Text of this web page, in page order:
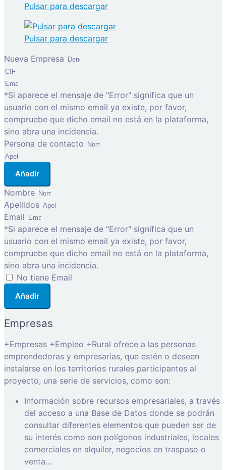
Pulsar para descargar
Pulsar para descargar
Nueva Empresa
*Si aparece el mensaje de "Error" significa que un
usuario con el mismo email ya existe, por favor,
compruebe que dicho email no está en la plataforma,
sino abra una incidencia.
Persona de contacto
Añadir
Nombre
Apellidos
Email
*Si aparece el mensaje de "Error" significa que un
usuario con el mismo email ya existe, por favor,
compruebe que dicho email no está en la plataforma,
sino abra una incidencia.
No tiene Email
Añadir
Empresas
+Empresas +Empleo +Rural ofrece a las personas
emprendedoras y empresarias, que estén o deseen
instalarse en los territorios rurales participantes al
proyecto, una serie de servicios, como son:
Información sobre recursos empresariales, a través
del acceso a una Base de Datos donde se podrán
consultar diferentes elementos que pueden ser de
su interés como son polígonos industriales, locales
comerciales en alquiler, negocios en traspaso o
venta…